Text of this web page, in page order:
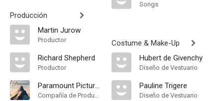
Producción
Martin Jurow
Productor
Richard Shepherd
Productor
Paramount Pictures
Compañía de Produccion
Songs
Costume & Make-Up
Hubert de Givenchy
Diseño de Vestuario
Pauline Trigere
Diseño de Vestuario